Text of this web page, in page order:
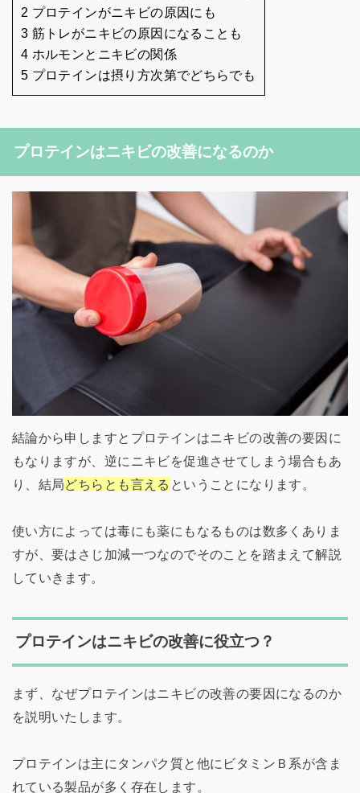
2 プロテインがニキビの原因にも
3 筋トレがニキビの原因になることも
4 ホルモンとニキビの関係
5 プロテインは摂り方次第でどちらでも
プロテインはニキビの改善になるのか
結論から申しますとプロテインはニキビの改善の要因に
もなりますが、逆にニキビを促進させてしまう場合もあ
り、結局どちらとも言える ということになります。
使い方によっては毒にも薬にもなるものは数多くありま
すが、要はさじ加減一つなのでそのことを踏まえて解説
していきます。
プロテインはニキビの改善に役立つ？
まず、なぜプロテインはニキビの改善の要因になるのか
を説明いたします。
プロテインは主にタンパク質と他にビタミンＢ系が含ま
れている製品が多く存在します。